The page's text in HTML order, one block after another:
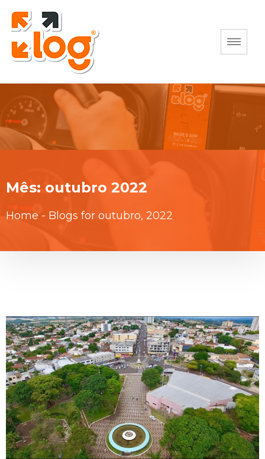
Mês: outubro 2022
Home - Blogs for outubro, 2022